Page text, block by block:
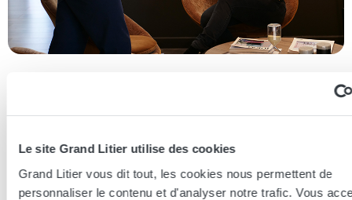
Le site Grand Litier utilise des cookies
Grand Litier vous dit tout, les cookies nous permettent de
personnaliser le contenu et d'analyser notre trafic. Vous
en lieux de vente afin de vous guider au mieux vers la
sommeil...